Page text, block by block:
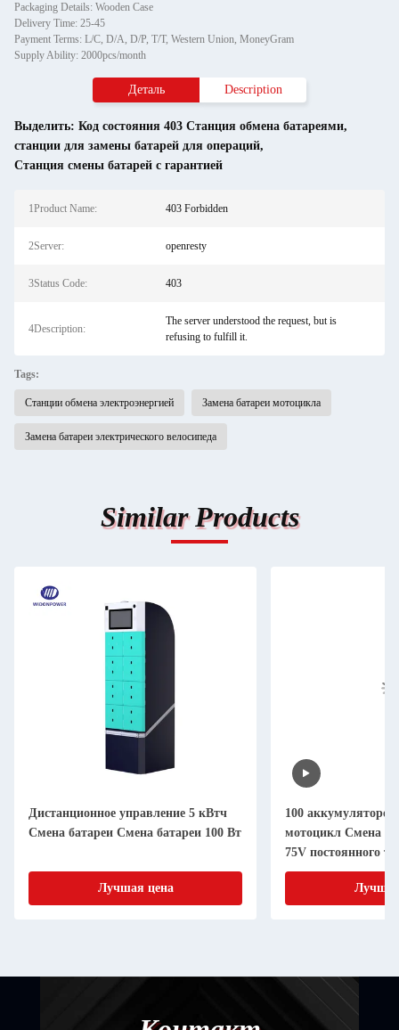
Packaging Details: Wooden Case
Delivery Time: 25-45
Payment Terms: L/C, D/A, D/P, T/T, Western Union, MoneyGram
Supply Ability: 2000pcs/month
Деталь Description
Выделить: Код состояния 403 Станция обмена батареями,
станции для замены батарей для операций,
Станция смены батарей с гарантией
1Product Name: 403 Forbidden
2Server: openresty
3Status Code: 403
4Description:
The server understood the request, but is
refusing to fulfill it.
Tags:
Станции обмена электроэнергией Замена батареи мотоцикла
Замена батареи электрического велосипеда
Similar Products
Дистанционное управление 5 кВтч
Смена батареи Смена батареи 100 Вт
Лучшая цена
100
мотоцикл Смена
75V постоянного
электроэнергии